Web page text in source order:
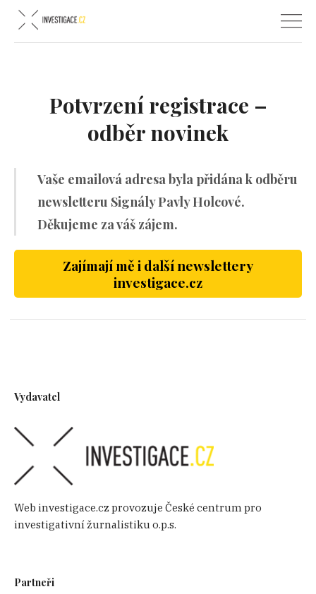
Potvrzení registrace –
odběr novinek
Vaše emailová adresa byla přidána k odběru
newsletteru Signály Pavly Holcové.
Děkujeme za váš zájem.
Zajímají mě i další newslettery
investigace.cz
Vydavatel
Web investigace.cz provozuje České centrum pro
investigativní žurnalistiku o.p.s.
Partneři